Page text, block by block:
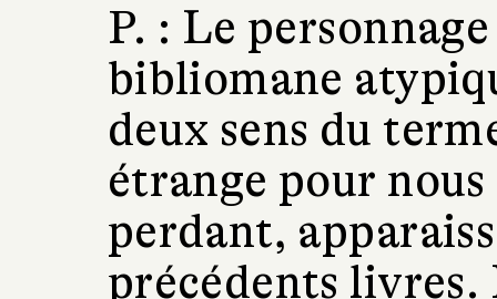
P. : Le
bibliomane
deux sens du
étrange pour
perdant,
précédents